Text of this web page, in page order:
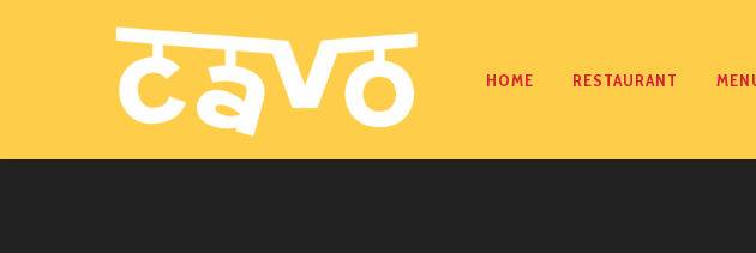
HOME RESTAURANT